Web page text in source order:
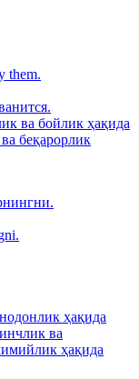
them.
ва бойлик ҳақида
беқарорлик
ҳақида
ва
ҳақида